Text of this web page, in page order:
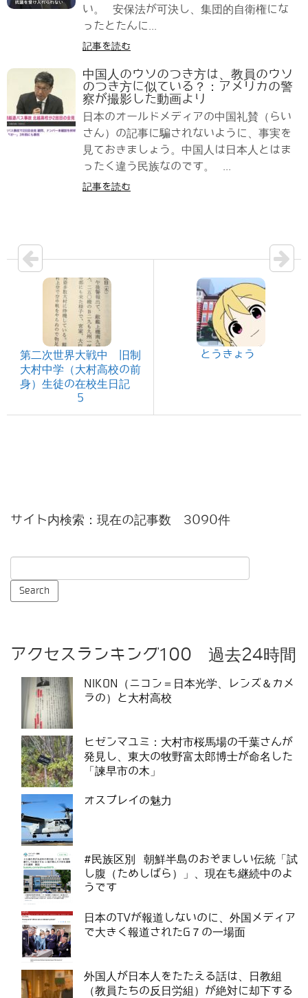
い。 安保法が可決し、集団的自衛権にな
ったとたんに...
記事を読む
中国人のウソのつき方は、教員のウソ
のつき方に似ている？：アメリカの警
察が撮影した動画より
日本のオールドメディアの中国礼賛（らい
さん）の記事に騙されないように、事実を
見ておきましょう。中国人は日本人とはま
ったく違う民族なのです。 ...
記事を読む
第二次世界大戦中 旧制
大村中学（大村高校の前
身）生徒の在校生日記
5
とうきょう
サイト内検索：現在の記事数 3090件
アクセスランキング100 過去24時間
NIKON（ニコン＝日本光学、レンズ＆カメ
ラの）と大村高校
ヒゼンマユミ：大村市桜馬場の千葉さんが
発見し、東大の牧野富太郎博士が命名した
「諫早市の木」
オスプレイの魅力
#民族区別 朝鮮半島のおぞましい伝統「試
し腹（ためしばら）」、現在も継続中のよ
うです
日本のTVが報道しないのに、外国メディア
で大きく報道されたG７の一場面
外国人が日本人をたたえる話は、日教組
（教員たちの反日労組）が絶対に却下する